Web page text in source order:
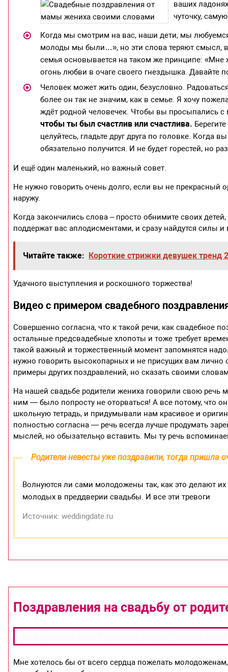
ваших
чуточку,
Когда мы смотрим на вас, наши дети, мы
молоды мы были…», но эти слова теряют смысл,
семья основывается на таком же принципе: «Мне
огонь любви в очаге своего гнездышка.
Человек может жить один, безусловно.
более он так не значим, как в семье. Я хочу
ждёт родной человечек. Чтобы вы просыпались
чтобы ты был счастлив или счастлива.
целуйтесь, гладьте друг друга по головке. Когда
обязательно получится. И не будет горестей, но
И ещё один маленький, но важный совет.
Не нужно говорить очень долго, если вы не прекрасный
наружу.
Когда закончились слова – просто обнимите своих
поддержат вас аплодисментами, и сразу найдутся силы
Читайте также: Короткие стрижки девушек тренд
Удачного выступления и роскошного торжества!
Видео с примером свадебного
Совершенно согласна, что к такой речи, как свадебное
остальные предсвадебные хлопоты и тоже требует
такой важный и торжественный момент запомнятся
нужно говорить высокопарных и не присущих вам лично
примеры других поздравлений, но сказать своими
На нашей свадьбе родители жениха говорили свою речь
ним — было попросту не оторваться! А все потому, что
школьную тетрадь, и придумывали нам красивое и
полностью согласна — речь всегда лучше продумать
мыслей, но обызательңо вставить. Мы ту речь
Родители невесты уже поздравили, тогда пришла
Волнуются ли сами молодожены так, как это делают
молодых в преддверии свадьбы. И все эти тревоги
Источник: weddingdate.ru
Поздравления на свадьбу от
Мне хотелось бы от всего сердца пожелать